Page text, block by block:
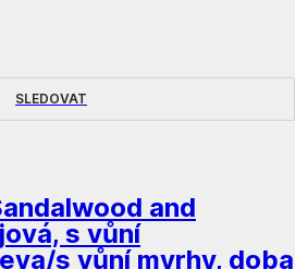
SLEDOVAT
and
s vůní
s vůní myrhy, doba